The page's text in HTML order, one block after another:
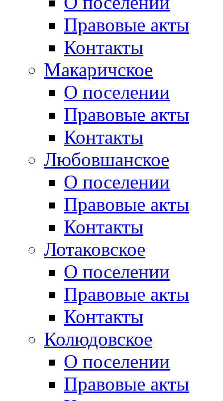
Правовые акты
Контакты
Макаричское
О поселении
Правовые акты
Контакты
Любовшанское
О поселении
Правовые акты
Контакты
Лотаковское
О поселении
Правовые акты
Контакты
Колюдовское
О поселении
Правовые акты